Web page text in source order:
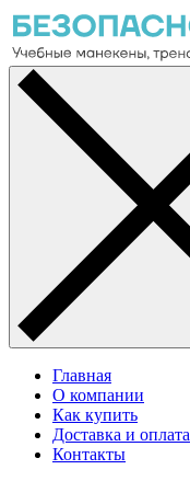
Главная
О компании
Как купить
Доставка и оплата
Контакты